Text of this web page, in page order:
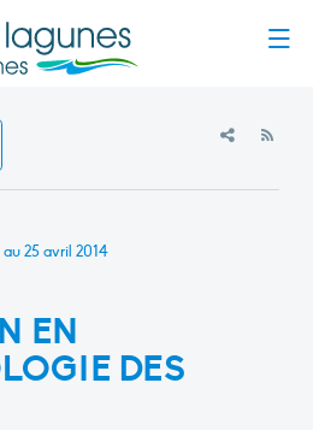
au 25 avril 2014
EN
DES